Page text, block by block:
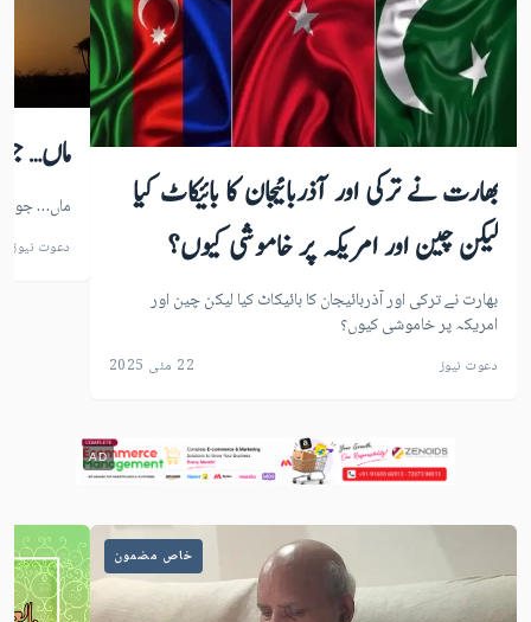
بھارت نے ترکی اور آذربائیجان کا بائیکاٹ کیا
لیکن چین اور امریکہ پر خاموشی کیوں؟
بھارت نے ترکی اور آذربائیجان کا بائیکاٹ کیا لیکن چین اور
امریکہ پر خاموشی کیوں؟
دعوت نیوز 22 مئی 2025
ماں…
ماں… جو
دعوت نیوز
AD
خاص مضمون